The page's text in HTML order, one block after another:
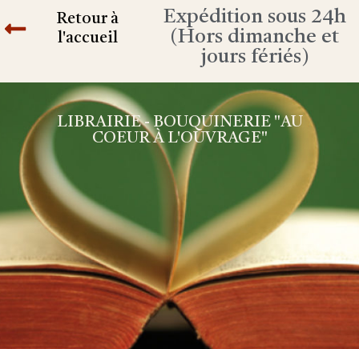
Retour à
l'accueil
Expédition sous 24h
(Hors dimanche et
jours fériés)
LIBRAIRIE - BOUQUINERIE "AU
COEUR À L'OUVRAGE"